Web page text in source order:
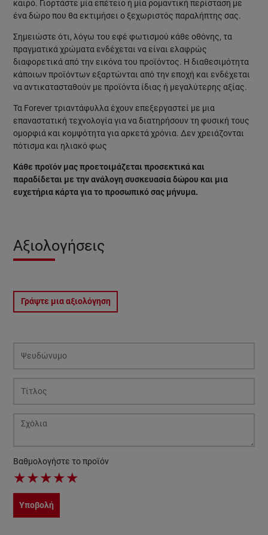
καιρό. Γιορτάστε μία επέτειο ή μία ρομαντική περίσταση με
ένα δώρο που θα εκτιμήσει ο ξεχωριστός παραλήπτης σας.
Σημειώστε ότι, λόγω του εφέ φωτισμού κάθε οθόνης, τα
πραγματικά χρώματα ενδέχεται να είναι ελαφρώς
διαφορετικά από την εικόνα του προϊόντος. Η διαθεσιμότητα
κάποιων προϊόντων εξαρτώνται από την εποχή και ενδέχεται
να αντικατασταθούν με προϊόντα ίδιας ή μεγαλύτερης αξίας.
Τα Forever τριαντάφυλλα έχουν επεξεργαστεί με μια
επαναστατική τεχνολογία για να διατηρήσουν τη φυσική τους
ομορφιά και κομψότητα για αρκετά χρόνια. Δεν χρειάζονται
πότισμα και ηλιακό φως
Κάθε προϊόν μας προετοιμάζεται προσεκτικά και
παραδίδεται με την ανάλογη συσκευασία δώρου και μια
ευχετήρια κάρτα για το προσωπικό σας μήνυμα.
Αξιολογήσεις
Γράψτε μια αξιολόγηση
Βαθμολογήστε το προϊόν
★★★★★
Υποβολή